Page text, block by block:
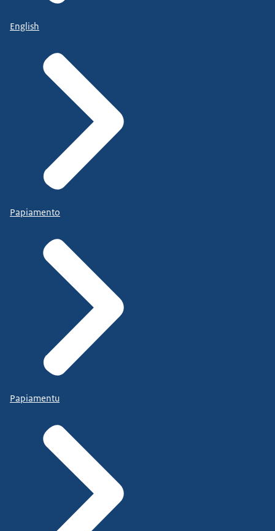
English
Papiamento
Papiamentu